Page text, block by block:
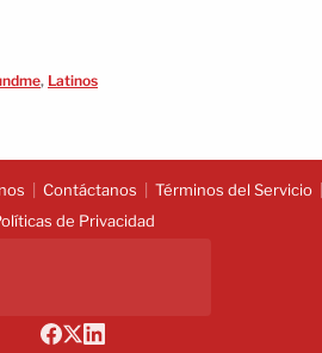
, Latinos
Contáctanos
Términos del Servicio
de Privacidad